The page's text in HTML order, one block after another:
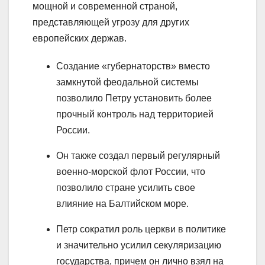
мощной и современной страной,
представляющей угрозу для других
европейских держав.
Создание «губернаторств» вместо
замкнутой феодальной системы
позволило Петру установить более
прочный контроль над территорией
России.
Он также создал первый регулярный
военно-морской флот России, что
позволило стране усилить свое
влияние на Балтийском море.
Петр сократил роль церкви в политике
и значительно усилил секуляризацию
государства, причем он лично взял на